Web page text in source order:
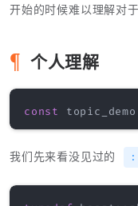
开始的时候难以理解对
个人理解
const topic_demo
我们先来看没见过的